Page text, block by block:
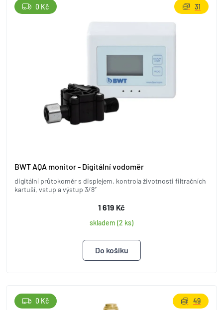
BWT AQA monitor - Digitální vodoměr
digitální průtokoměr s displejem, kontrola životnosti filtračních
kartuší, vstup a výstup 3/8“
1 619 Kč
skladem (2 ks)
0 Kč 31
0 Kč 49